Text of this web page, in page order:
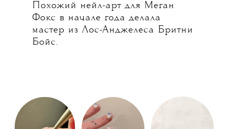
Похожий нейл-арт для Меган
Фокс в начале года делала
мастер из Лос-Анджелеса Бритни
Бойс.